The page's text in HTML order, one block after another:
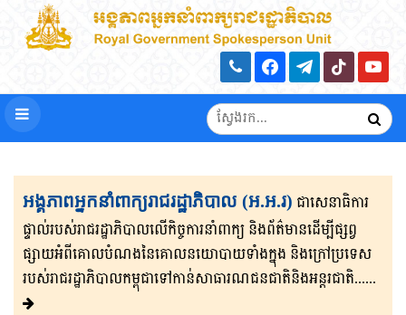
អង្គភាពអ្នកនាំពាក្យរាជរដ្ឋាភិបាល (អ.អ.រ) ជាសេនា​ធិ​កា​រ​​
ផ្ទាល់​របស់រាជរដ្ឋាភិ​បា​ល​លើ​កិច្ចការ​នាំពាក្យ និងព័ត៌មាន​ដើម្បីផ្សព្វ​
ផ្សាយ​​អំពីគោលបំណងនៃគោល​នយោបាយទាំងក្នុង និងក្រៅ​ប្រទេ​​ស​
របស់រាជរដ្ឋា​ភិ​បា​ល​កម្ពុជាទៅកាន់សាធារណជនជាតិនិងអន្តរជាតិ......